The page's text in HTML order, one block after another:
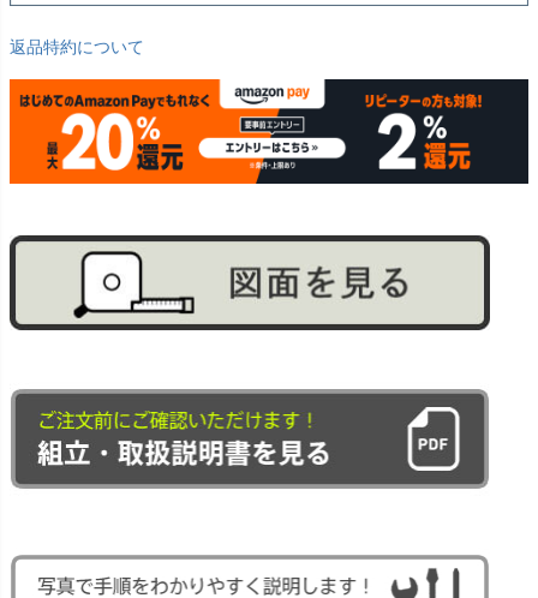
返品特約について